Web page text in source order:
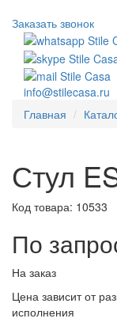
Заказать звонок
info@stilecasa.ru
Главная
Стул
Код товара: 10533
По
На заказ
Цена зависит от
исполнения